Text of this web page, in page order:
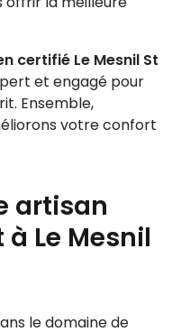
certifié Le Mesnil St
et engagé pour
Ensemble,
votre confort
artisan
Le Mesnil
le domaine de